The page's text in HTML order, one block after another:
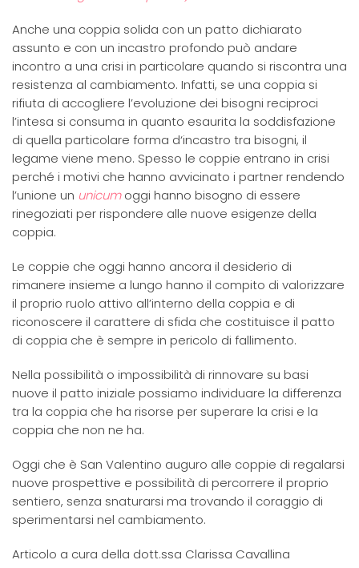
Anche una coppia solida con un patto dichiarato
assunto e con un incastro profondo può andare
incontro a una crisi in particolare quando si riscontra una
resistenza al cambiamento. Infatti, se una coppia si
rifiuta di accogliere l’evoluzione dei bisogni reciproci
l’intesa si consuma in quanto esaurita la soddisfazione
di quella particolare forma d‘incastro tra bisogni, il
legame viene meno. Spesso le coppie entrano in crisi
perché i motivi che hanno avvicinato i partner rendendo
l’unione un unicumoggi hanno bisogno di essere
rinegoziati per rispondere alle nuove esigenze della
coppia.
Le coppie che oggi hanno ancora il desiderio di
rimanere insieme a lungo hanno il compito di valorizzare
il proprio ruolo attivo all’interno della coppia e di
riconoscere il carattere di sfida che costituisce il patto
di coppia che è sempre in pericolo di fallimento.
Nella possibilità o impossibilità di rinnovare su basi
nuove il patto iniziale possiamo individuare la differenza
tra la coppia che ha risorse per superare la crisi e la
coppia che non ne ha.
Oggi che è San Valentino auguro alle coppie di regalarsi
nuove prospettive e possibilità di percorrere il proprio
sentiero, senza snaturarsi ma trovando il coraggio di
sperimentarsi nel cambiamento.
Articolo a cura della dott.ssa Clarissa Cavallina